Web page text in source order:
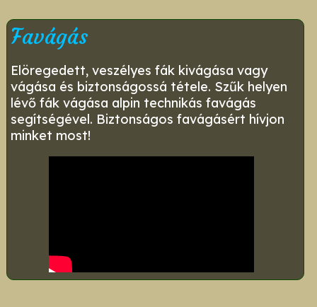
Favágás
Elöregedett, veszélyes fák kivágása vagy
vágása és biztonságossá tétele. Szűk helyen
lévő fák vágása alpin technikás favágás
segítségével. Biztonságos favágásért hívjon
minket most!